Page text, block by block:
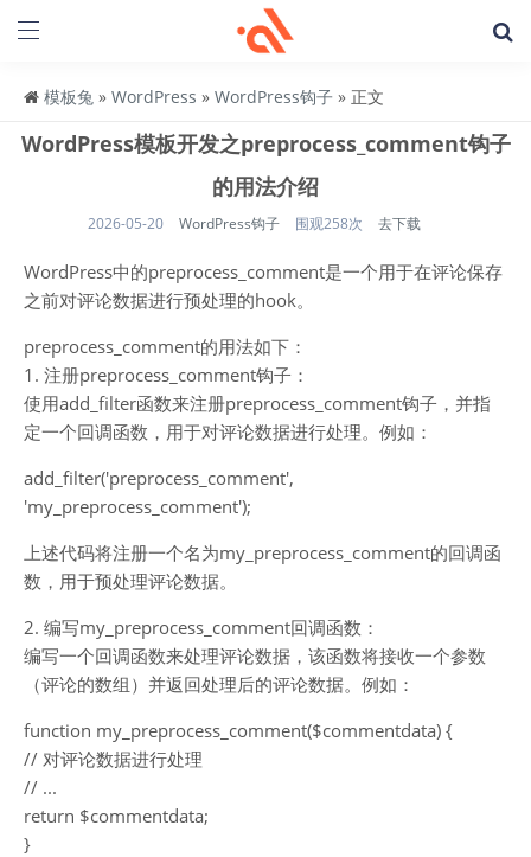
模板兔 » WordPress » WordPress钩子 » 正文
WordPress模板开发之preprocess_comment钩子
的用法介绍
2026-05-20 WordPress钩子 围观258次 去下载
WordPress中的preprocess_comment是一个用于在评论保存
之前对评论数据进行预处理的hook。
preprocess_comment的用法如下：
1. 注册preprocess_comment钩子：
使用add_filter函数来注册preprocess_comment钩子，并指
定一个回调函数，用于对评论数据进行处理。例如：
add_filter('preprocess_comment',
'my_preprocess_comment');
上述代码将注册一个名为my_preprocess_comment的回调函
数，用于预处理评论数据。
2. 编写my_preprocess_comment回调函数：
编写一个回调函数来处理评论数据，该函数将接收一个参数
（评论的数组）并返回处理后的评论数据。例如：
function my_preprocess_comment($commentdata) {
// 对评论数据进行处理
// ...
return $commentdata;
}